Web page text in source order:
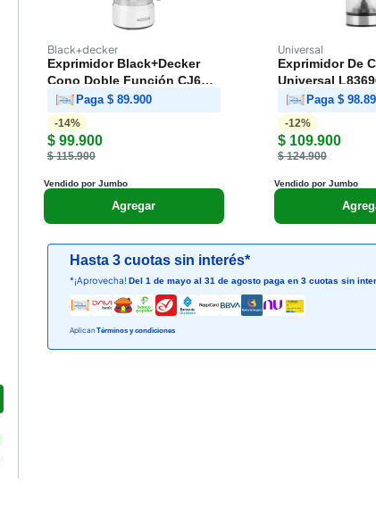
Black+decker
Exprimidor Black+Decker
Cono Doble Función CJ650
32 Onzas
Paga $ 89.900
-14%
$ 99.900
$ 115.900
Vendido por Jumbo
Agregar
Universal
Exprimidor De
Universal
NegroPaga $
-12%
$ 109.900
$ 124.900
Vendido por Jumbo
Hasta 3 cuotas sin interés*
*¡Aprovecha! Del 1 de mayo al 31 de agosto paga en 3 cuotas sin
Aplican Términos y condiciones